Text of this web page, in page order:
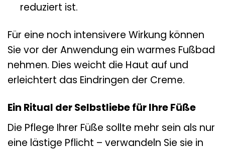
reduziert ist.
Für eine noch intensivere Wirkung können
Sie vor der Anwendung ein warmes Fußbad
nehmen. Dies weicht die Haut auf und
erleichtert das Eindringen der Creme.
Ein Ritual der Selbstliebe für Ihre Füße
Die Pflege Ihrer Füße sollte mehr sein als nur
eine lästige Pflicht – verwandeln Sie sie in